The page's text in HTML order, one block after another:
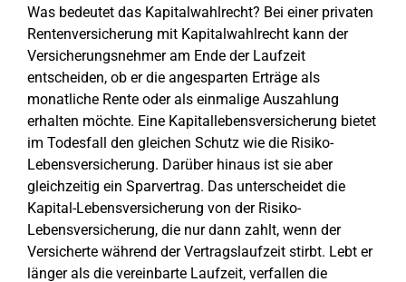
Was bedeutet das Kapitalwahlrecht? Bei einer privaten
Rentenversicherung mit Kapitalwahlrecht kann der
Versicherungsnehmer am Ende der Laufzeit
entscheiden, ob er die angesparten Erträge als
monatliche Rente oder als einmalige Auszahlung
erhalten möchte. Eine Kapitallebensversicherung bietet
im Todesfall den gleichen Schutz wie die Risiko-
Lebensversicherung. Darüber hinaus ist sie aber
gleichzeitig ein Sparvertrag. Das unterscheidet die
Kapital-Lebensversicherung von der Risiko-
Lebensversicherung, die nur dann zahlt, wenn der
Versicherte während der Vertragslaufzeit stirbt. Lebt er
länger als die vereinbarte Laufzeit, verfallen die